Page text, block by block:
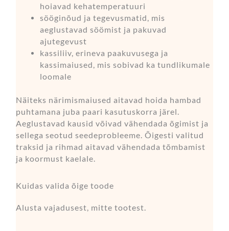
hoiavad kehatemperatuuri
sööginõud ja tegevusmatid, mis
aeglustavad söömist ja pakuvad
ajutegevust
kassiliiv, erineva paakuvusega ja
kassimaiused, mis sobivad ka tundlikumale
loomale
Näiteks närimismaiused aitavad hoida hambad
puhtamana juba paari kasutuskorra järel.
Aeglustavad kausid võivad vähendada õgimist ja
sellega seotud seedeprobleeme. Õigesti valitud
traksid ja rihmad aitavad vähendada tõmbamist
ja koormust kaelale.
Kuidas valida õige toode
Alusta vajadusest, mitte tootest.